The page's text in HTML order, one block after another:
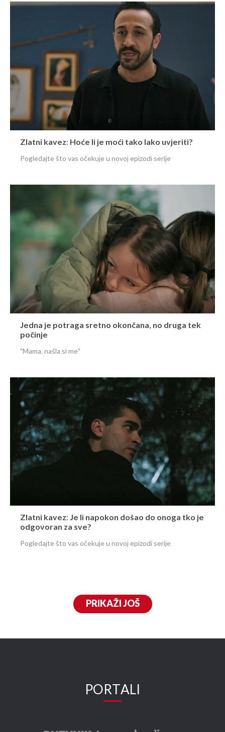
Zlatni kavez: Hoće li je moći tako lako uvjeriti?
Pogledajte što vas očekuje u novoj epizodi serije
Jedna je potraga sretno okončana, no druga tek
počinje
"Mama, našla si me"
Zlatni kavez: Je li napokon došao do onoga tko je
odgovoran za sve?
Pogledajte što vas očekuje u novoj epizodi serije
PRIKAŽI JOŠ
PORTALI